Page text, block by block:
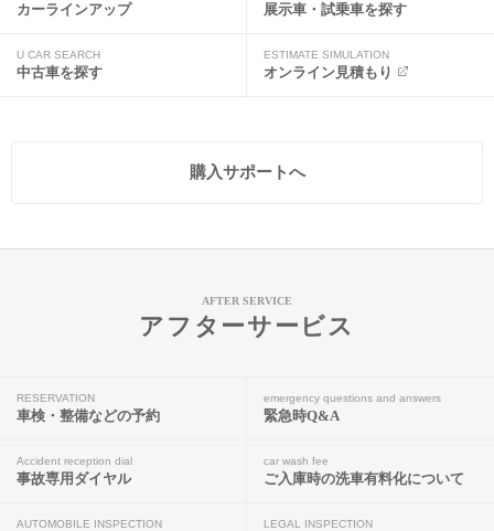
カーラインアップ 展示車・試乗車を探す
U CAR SEARCH
中古車を探す
ESTIMATE SIMULATION
オンライン見積もり
購入サポートへ
AFTER SERVICE
アフターサービス
RESERVATION
車検・整備などの予約
emergency questions and answers
緊急時Q&A
Accident reception dial
事故専用ダイヤル
car wash fee
ご入庫時の洗車有料化について
AUTOMOBILE INSPECTION LEGAL INSPECTION